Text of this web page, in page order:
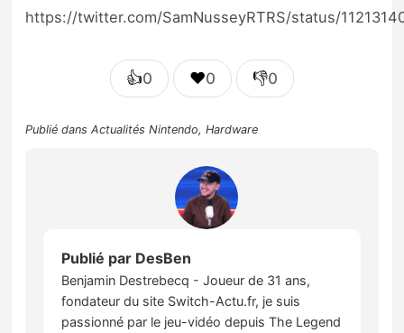
https://twitter.com/SamNusseyRTRS/status/
👍0 ❤️0 👎0
Publié dansActualités Nintendo,Hardware
Publié par DesBen
Benjamin Destrebecq - Joueur de 31 ans,
fondateur du site Switch-Actu.fr, je suis
passionné par le jeu-vidéo depuis The Legend